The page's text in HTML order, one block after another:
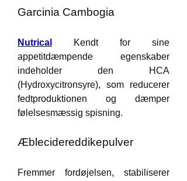
Garcinia Cambogia
Nutrical
Kendt for sine
appetitdæmpende egenskaber
indeholder den HCA
(Hydroxycitronsyre), som reducerer
fedtproduktionen og dæmper
følelsesmæssig spisning.
Æblecidereddikepulver
Fremmer fordøjelsen, stabiliserer